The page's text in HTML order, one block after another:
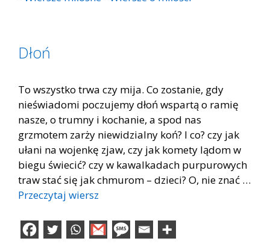
Dłoń
To wszystko trwa czy mija. Co zostanie, gdy
nieświadomi poczujemy dłoń wspartą o ramię
nasze, o trumny i kochanie, a spod nas
grzmotem zarży niewidzialny koń? I co? czy jak
ułani na wojenkę zjaw, czy jak komety lądom w
biegu świecić? czy w kawalkadach purpurowych
traw stać się jak chmurom – dzieci? O, nie znać …
Przeczytaj wiersz